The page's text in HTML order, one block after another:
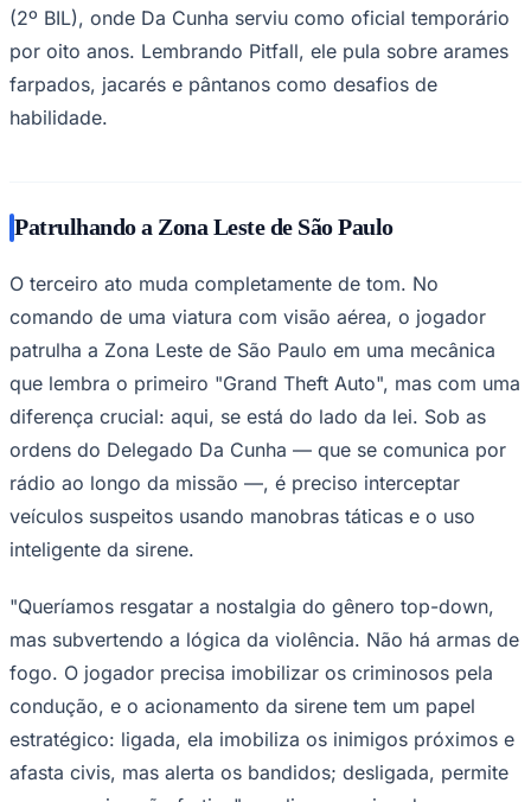
Goiás
Do judô ao quartel: os dois primeiros atos
A primeira fase coloca o jogador em um dojô,
controlando o próprio Da Cunha criança em um
esperar o momento certo para bloquear e contra-atacar.
Cada vitória desbloqueia uma nova página da biografia,
revelando desde a infância humilde em Santos até a
frustração de ver o sonho olímpico escapar por um erro
administrativo no quartel.
O segundo capítulo transpõe essa mesma disciplina para
o ambiente militar. Em uma fase de plataforma com
obstáculos, o jogador precisa correr, saltar e se
equilibrar por cenários do 2º Batalhão de Infantaria Leve
(2º BIL), onde Da Cunha serviu como oficial temporário
por oito anos. Lembrando Pitfall, ele pula sobre arames
farpados, jacarés e pântanos como desafios de
habilidade.
Patrulhando a Zona Leste de São Paulo